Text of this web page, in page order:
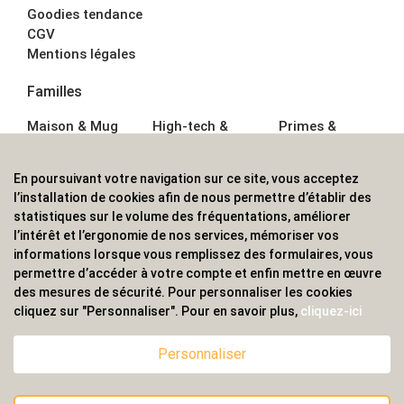
Goodies tendance
CGV
Mentions légales
Familles
Maison & Mug
Écriture
Bagagerie sacs
High-tech &
Sport &
Outdoor
Enfant
Primes &
Boisson
Textile &
Casquette
Accessoires de
ALVS, fournisseur d'objets publicitaires, pour les
professionnels. Une implantation nationale, une
couverture internationale.
En poursuivant votre navigation sur ce site, vous acceptez
l’installation de cookies afin de nous permettre d’établir des
statistiques sur le volume des fréquentations, améliorer
l’intérêt et l’ergonomie de nos services, mémoriser vos
informations lorsque vous remplissez des formulaires, vous
permettre d’accéder à votre compte et enfin mettre en œuvre
des mesures de sécurité. Pour personnaliser les cookies
cliquez sur "Personnaliser". Pour en savoir plus, cliquez-ici
Personnaliser